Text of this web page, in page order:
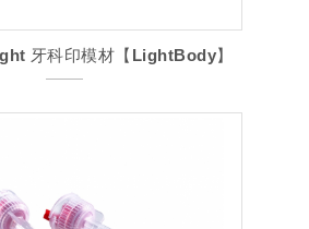
牙科印模材【LightBody】